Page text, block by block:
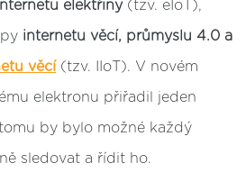
elektřiny (tzv. eIoT),
internetu věcí, průmyslu 4.0 a
věcí (tzv. IIoT). V novém
elektronu přiřadil jeden
by bylo možné každý
sledovat a řídit ho.